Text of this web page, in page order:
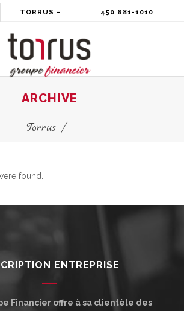
TORRUS – 450 681-1010
ARCHIVE
Torrus/
found.
ENTREPRISE
Financier offre à sa clientèle des